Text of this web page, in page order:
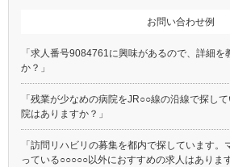
お問い合わせ例
「求人番号9084761に興味があるので、詳細を
か？」
「残業が少なめの病院をJR○○線の沿線で探し
院はありますか？」
「訪問リハビリの募集を都内で探しています
っている○○○○○以外におすすめの求人はありま